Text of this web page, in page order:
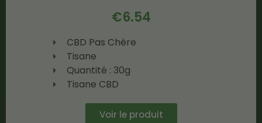
€6.54
CBD Pas Chère
Tisane
Quantité : 30g
Tisane CBD
Voir le produit